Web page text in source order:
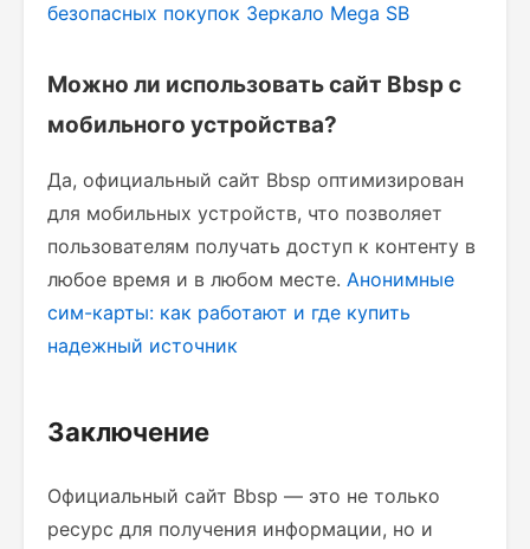
безопасных покупок Зеркало Mega SB
Можно ли использовать сайт Bbsp с
мобильного устройства?
Да, официальный сайт Bbsp оптимизирован
для мобильных устройств, что позволяет
пользователям получать доступ к контенту в
любое время и в любом месте. Анонимные
сим-карты: как работают и где купить
надежный источник
Заключение
Официальный сайт Bbsp — это не только
ресурс для получения информации, но и